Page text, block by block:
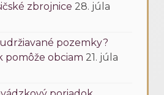
zbrojnice 28. júla
pozemky?
pomôže obciam 21. júla